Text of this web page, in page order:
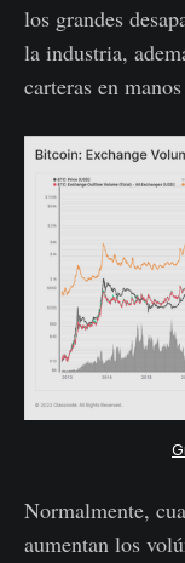
los grandes
la industria,
carteras en
Normalmente,
aumentan los